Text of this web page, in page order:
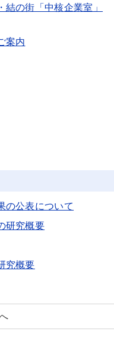
の街「中核企業室」
案内
の公表について
研究概要
究概要